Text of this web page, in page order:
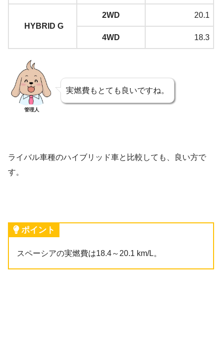
HYBRID G
2WD 20.1
4WD 18.3
管理人
実燃費もとても良いですね。
ライバル車種のハイブリッド車と比較しても、良い方で
す。
ポイント
スペーシアの実燃費は18.4～20.1 km/L。